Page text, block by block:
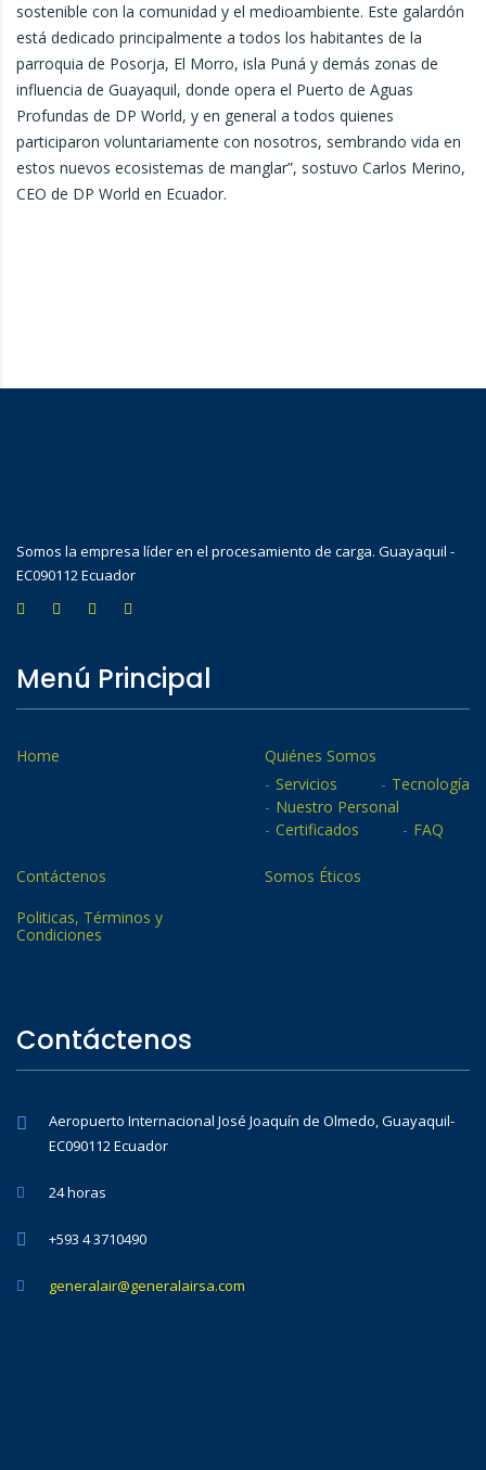
sostenible con la comunidad y el medioambiente. Este galardón
está dedicado principalmente a todos los habitantes de la
parroquia de Posorja, El Morro, isla Puná y demás zonas de
influencia de Guayaquil, donde opera el Puerto de Aguas
Profundas de DP World, y en general a todos quienes
participaron voluntariamente con nosotros, sembrando vida en
estos nuevos ecosistemas de manglar”, sostuvo Carlos Merino,
CEO de DP World en Ecuador.
Somos la empresa líder en el procesamiento de carga. Guayaquil -
EC090112 Ecuador
Menú Principal
Home
Quiénes Somos
Servicios
Tecnología
Nuestro Personal
Certificados
FAQ
Contáctenos
Somos Éticos
Politicas, Términos y
Condiciones
Contáctenos
Aeropuerto Internacional José Joaquín de Olmedo, Guayaquil-
EC090112 Ecuador
24 horas
+593 4 3710490
generalair@generalairsa.com